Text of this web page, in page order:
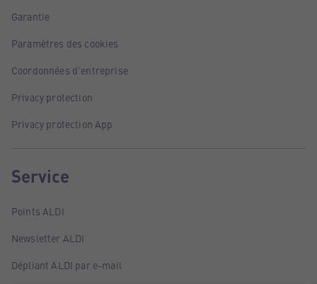
Garantie
Paramètres des cookies
Coordonnées d'entreprise
Privacy protection
Privacy protection App
Service
Points ALDI
Newsletter ALDI
Dépliant ALDI par e-mail